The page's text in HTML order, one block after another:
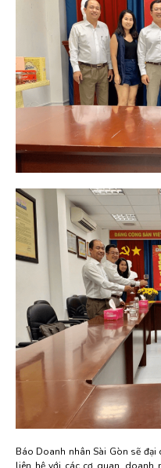
Báo Doanh nhân Sài Gòn sẽ đại